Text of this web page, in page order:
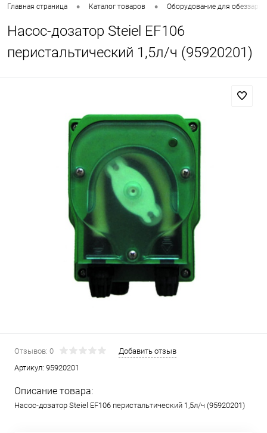
Главная страница • Каталог товаров • Оборудование для
Насос-дозатор Steiel EF106
перистальтический 1,5л/ч (95920201)
Отзывов: 0
Добавить отзыв
Артикул: 95920201
Описание товара:
Насос-дозатор Steiel EF106 перистальтический 1,5л/ч (95920201)